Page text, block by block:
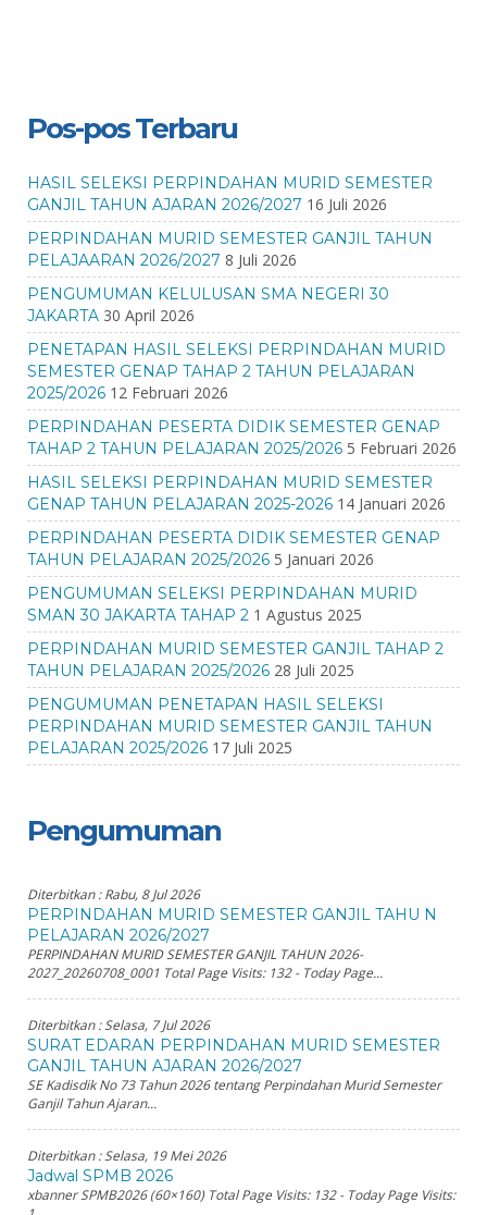
Pos-pos Terbaru
HASIL SELEKSI PERPINDAHAN MURID SEMESTER
GANJIL TAHUN AJARAN 2026/2027 16 Juli 2026
PERPINDAHAN MURID SEMESTER GANJIL TAHUN
PELAJAARAN 2026/2027 8 Juli 2026
PENGUMUMAN KELULUSAN SMA NEGERI 30
JAKARTA 30 April 2026
PENETAPAN HASIL SELEKSI PERPINDAHAN MURID
SEMESTER GENAP TAHAP 2 TAHUN PELAJARAN
2025/2026 12 Februari 2026
PERPINDAHAN PESERTA DIDIK SEMESTER GENAP
TAHAP 2 TAHUN PELAJARAN 2025/2026 5 Februari 2026
HASIL SELEKSI PERPINDAHAN MURID SEMESTER
GENAP TAHUN PELAJARAN 2025-2026 14 Januari 2026
PERPINDAHAN PESERTA DIDIK SEMESTER GENAP
TAHUN PELAJARAN 2025/2026 5 Januari 2026
PENGUMUMAN SELEKSI PERPINDAHAN MURID
SMAN 30 JAKARTA TAHAP 2 1 Agustus 2025
PERPINDAHAN MURID SEMESTER GANJIL TAHAP 2
TAHUN PELAJARAN 2025/2026 28 Juli 2025
PENGUMUMAN PENETAPAN HASIL SELEKSI
PERPINDAHAN MURID SEMESTER GANJIL TAHUN
PELAJARAN 2025/2026 17 Juli 2025
Pengumuman
Diterbitkan :Rabu, 8 Jul 2026
PERPINDAHAN MURID SEMESTER GANJIL TAHU N
PELAJARAN 2026/2027
PERPINDAHAN MURID SEMESTER GANJIL TAHUN 2026-
2027_20260708_0001 Total Page Visits: 132 - Today Page...
Diterbitkan :Selasa, 7 Jul 2026
SURAT EDARAN PERPINDAHAN MURID SEMESTER
GANJIL TAHUN AJARAN 2026/2027
SE Kadisdik No 73 Tahun 2026 tentang Perpindahan Murid Semester
Ganjil Tahun Ajaran...
Diterbitkan :Selasa, 19 Mei 2026
Jadwal SPMB 2026
xbanner SPMB2026 (60×160) Total Page Visits: 132 - Today Page Visits: